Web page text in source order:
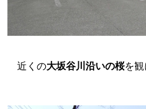
近くの大坂谷川沿いの桜を